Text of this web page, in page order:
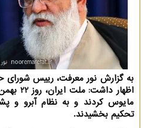
به گزارش نور معرفت، رییس شورای
اظهار
مایوس کردند و به نظام آبرو و
تحکیم بخشیدند.